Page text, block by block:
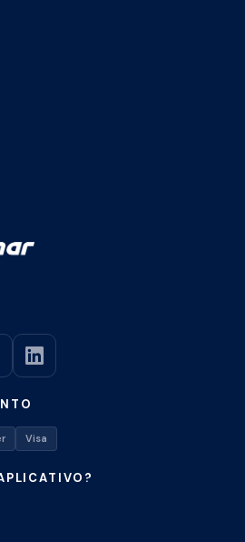
Visa